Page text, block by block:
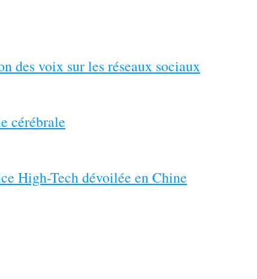
des voix sur les réseaux sociaux
cérébrale
High-Tech dévoilée en Chine